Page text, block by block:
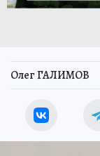
Олег ГАЛИМОВ